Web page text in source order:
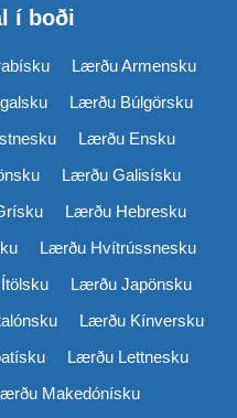
í boði
Lærðu Armensku
Lærðu Búlgörsku
Lærðu Ensku
Lærðu Galisísku
Lærðu Hebresku
Lærðu Hvítrússnesku
Lærðu Japönsku
Lærðu Kínversku
Lærðu Lettnesku
Makedónísku